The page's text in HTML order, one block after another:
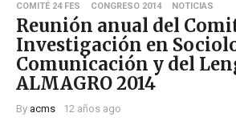
COMITÉ 24 FES CONGRESO 2014 NOTICIAS
Reunión anual del
Investigación en
Comunicación y del
ALMAGRO 2014
By acms 12 años ago